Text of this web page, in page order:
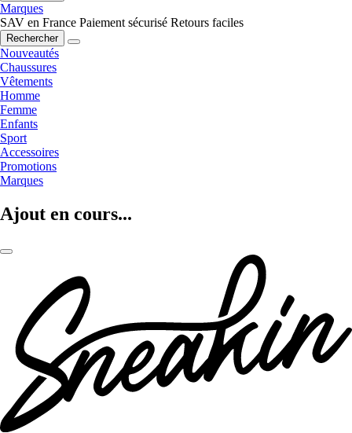
Marques
SAV en France Paiement sécurisé Retours faciles
Rechercher
Nouveautés
Chaussures
Vêtements
Homme
Femme
Enfants
Sport
Accessoires
Promotions
Marques
Ajout en cours...